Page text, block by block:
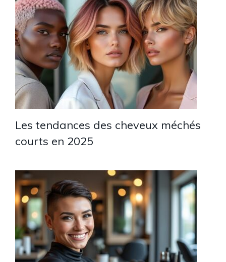
Les tendances des cheveux méchés
courts en 2025